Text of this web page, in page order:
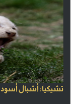
تشيكيا: أشبال